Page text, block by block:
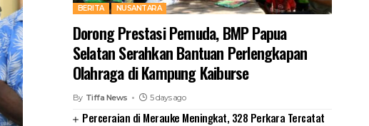
BERITA NUSANTARA
Dorong Prestasi Pemuda, BMP Papua
Selatan Serahkan Bantuan Perlengkapan
Olahraga di Kampung Kaiburse
By Tiffa News 5 days ago
Perceraian di Merauke Meningkat, 328 Perkara Tercatat